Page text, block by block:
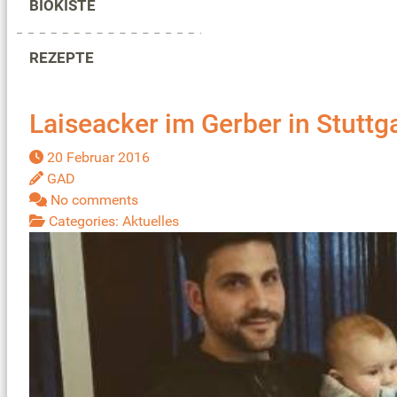
BIOKISTE
REZEPTE
Laiseacker im Gerber in
20 Februar 2016
GAD
No comments
Categories: Aktuelles